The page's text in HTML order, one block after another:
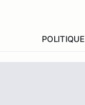
POLITIQUE